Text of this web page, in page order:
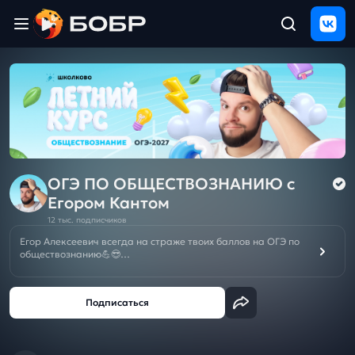
ЩЕЛЧОК
2026
Полезные
материалы
Проверка
сочинений
Тех
и
ОГЭ ПО ОБЩЕСТВОЗНАНИЮ c
Егором Кантом
12 тыс. подписчиков
Егор Алексеевич всегда на страже твоих баллов на ОГЭ по
обществознанию💪😎
теорию, самые быстрые решения и крутые лайфхаки для
успешной сдачи. Гоу вместе за пятерочкой на экзамене!